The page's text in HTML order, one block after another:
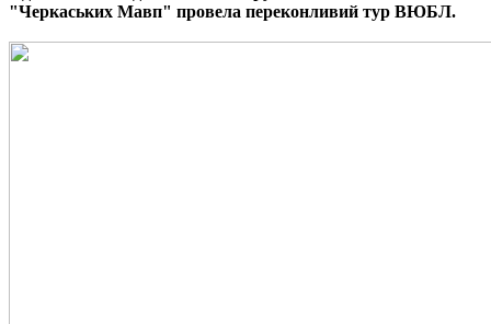
"Черкаських Мавп" провела переконливий тур ВЮБЛ.